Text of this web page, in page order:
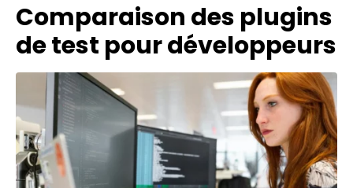
Comparaison des plugins
de test pour développeurs